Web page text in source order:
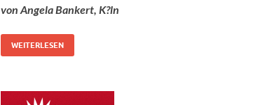
von Angela Bankert, K?ln
WEITERLESEN